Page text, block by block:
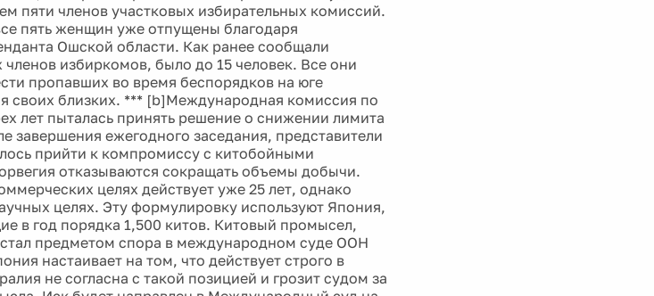
пяти членов участковых избирательных комиссий.
пять женщин уже отпущены благодаря
Ошской области. Как ранее сообщали
избиркомов, было до 15 человек. Все они
пропавших во время беспорядков на юге
своих близких. *** [b]Международная комиссия по
лет пыталась принять решение о снижении лимита
завершения ежегодного заседания, представители
прийти к компромиссу с китобойными
отказываются сокращать объемы добычи.
целях действует уже 25 лет, однако
целях. Эту формулировку используют Япония,
в год порядка 1,500 китов. Китовый промысел,
предметом спора в международном суде ООН
настаивает на том, что действует строго в
не согласна с такой позицией и грозит судом за